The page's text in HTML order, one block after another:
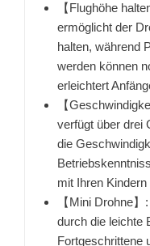
【Flughöhe
ermöglicht der
halten, während
werden können
erleichtert
【
verfügt über drei
die
mit Ihren
【Mini Drohne
durch die leichte
Fortgeschrittene